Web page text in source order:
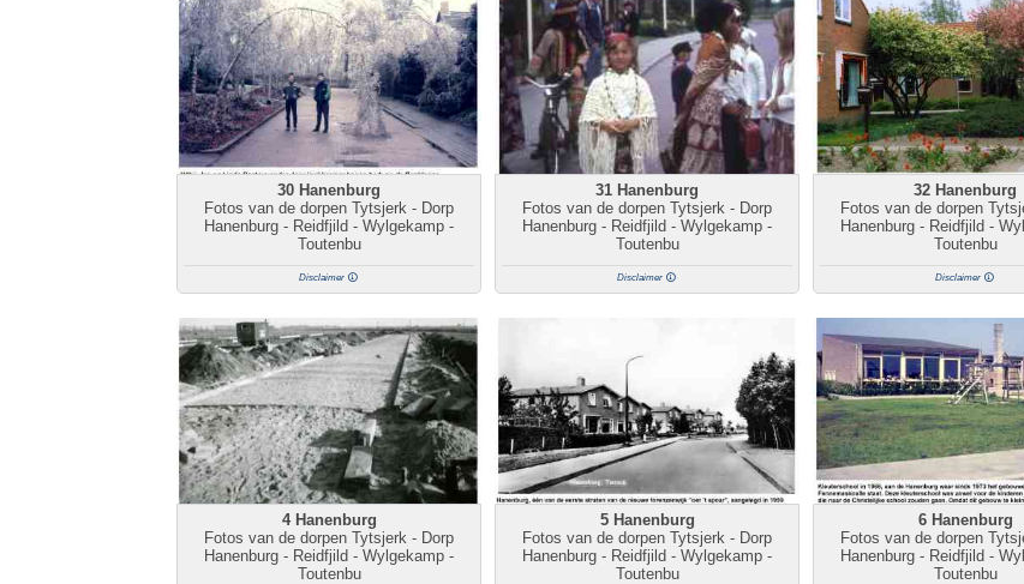
30 Hanenburg
Fotos van de dorpen Tytsjerk - Dorp
Hanenburg - Reidfjild - Wylgekamp -
Toutenbu
Disclaimer
31 Hanenburg
Fotos van de dorpen Tytsjerk - Dorp
Hanenburg - Reidfjild - Wylgekamp -
Toutenbu
Disclaimer
32 Hanenburg
Fotos van de dorpen
Hanenburg - Reidfjild -
Toutenbu
Disclaimer
4 Hanenburg
Fotos van de dorpen Tytsjerk - Dorp
Hanenburg - Reidfjild - Wylgekamp -
Toutenbu
5 Hanenburg
Fotos van de dorpen Tytsjerk - Dorp
Hanenburg - Reidfjild - Wylgekamp -
Toutenbu
6 Hanenburg
Fotos van de dorpen
Hanenburg - Reidfjild -
Toutenbu